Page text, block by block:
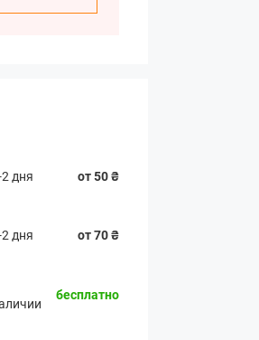
дня от 50 ₴
дня от 70 ₴
бесплатно